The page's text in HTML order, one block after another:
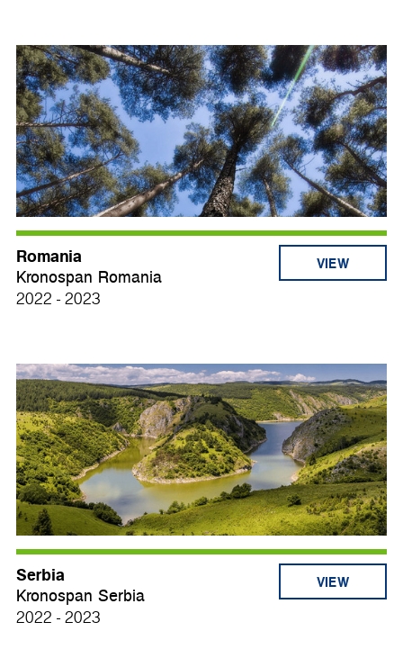
Romania
Kronospan Romania
2022 - 2023
VIEW
Serbia
Kronospan Serbia
2022 - 2023
VIEW